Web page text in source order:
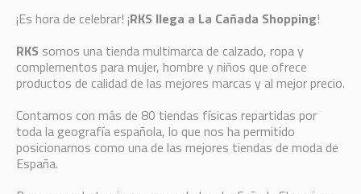
¡Es hora de celebrar! ¡RKS llega a La Cañada Shopping!
RKS somos una tienda multimarca de calzado, ropa y
complementos para mujer, hombre y niños que ofrece
productos de calidad de las mejores marcas y al mejor precio.
Contamos con más de 80 tiendas físicas repartidas por
toda la geografía española, lo que nos ha permitido
posicionarnos como una de las mejores tiendas de moda de
España.